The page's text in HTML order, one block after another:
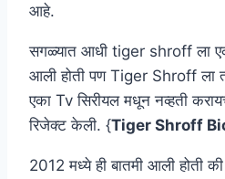
आहे.
सगळ्यात आधी tiger shroff ला
आली होती पण Tiger Shroff ला
एका Tv सिरीयल मधून नव्हती
रिजेक्ट केली. {Tiger Shroff
2012 मध्ये ही बातमी आली होती